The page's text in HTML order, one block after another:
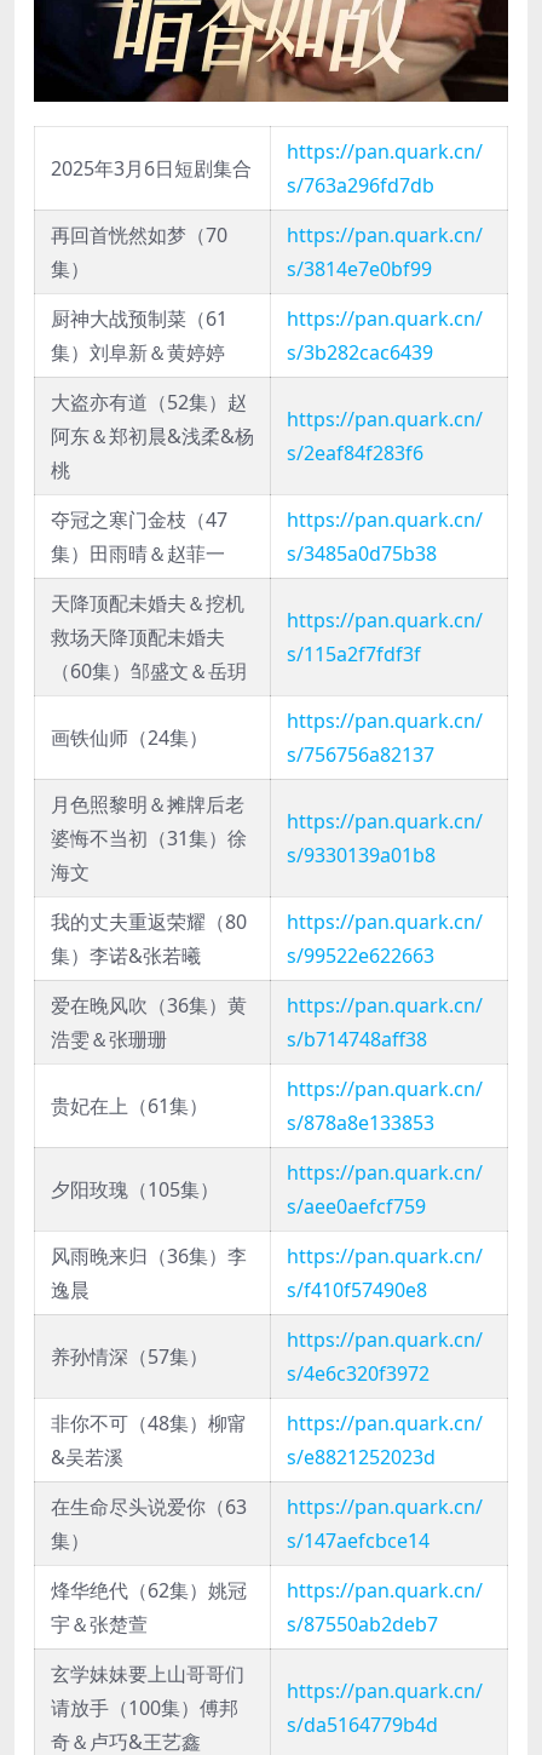
2025年3月6日短剧集合
https://pan.quark.cn/
s/763a296fd7db
再回首恍然如梦（70
集）
https://pan.quark.cn/
s/3814e7e0bf99
厨神大战预制菜（61
集）刘阜新＆黄婷婷
https://pan.quark.cn/
s/3b282cac6439
大盗亦有道（52集）赵
阿东＆郑初晨&浅柔&杨
桃
https://pan.quark.cn/
s/2eaf84f283f6
夺冠之寒门金枝（47
集）田雨晴＆赵菲一
https://pan.quark.cn/
s/3485a0d75b38
天降顶配未婚夫＆挖机
救场天降顶配未婚夫
（60集）邹盛文＆岳玥
https://pan.quark.cn/
s/115a2f7fdf3f
画铁仙师（24集）
https://pan.quark.cn/
s/756756a82137
月色照黎明＆摊牌后老
婆悔不当初（31集）徐
海文
https://pan.quark.cn/
s/9330139a01b8
我的丈夫重返荣耀（80
集）李诺&张若曦
https://pan.quark.cn/
s/99522e622663
爱在晚风吹（36集）黄
浩雯＆张珊珊
https://pan.quark.cn/
s/b714748aff38
贵妃在上（61集）
https://pan.quark.cn/
s/878a8e133853
夕阳玫瑰（105集）
https://pan.quark.cn/
s/aee0aefcf759
风雨晚来归（36集）李
逸晨
https://pan.quark.cn/
s/f410f57490e8
养孙情深（57集）
https://pan.quark.cn/
s/4e6c320f3972
非你不可（48集）柳甯
&吴若溪
https://pan.quark.cn/
s/e8821252023d
在生命尽头说爱你（63
集）
https://pan.quark.cn/
s/147aefcbce14
烽华绝代（62集）姚冠
宇＆张楚萱
https://pan.quark.cn/
s/87550ab2deb7
玄学妹妹要上山哥哥们
请放手（100集）傅邦
奇＆卢巧&王艺鑫
https://pan.quark.cn/
s/da5164779b4d